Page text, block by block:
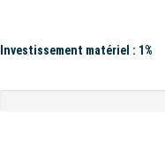
Investissement matériel : 1%